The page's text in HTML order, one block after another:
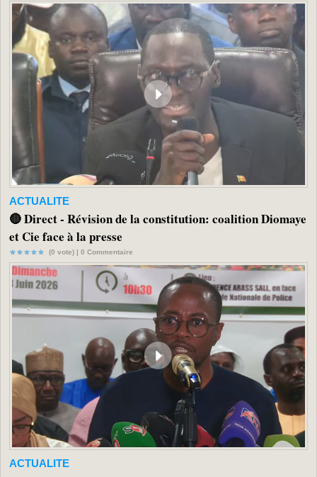
ACTUALITE
🔴 Direct - Révision de la constitution: coalition Diomaye
et Cie face à la presse
(0 vote) | 0 Commentaire
ACTUALITE